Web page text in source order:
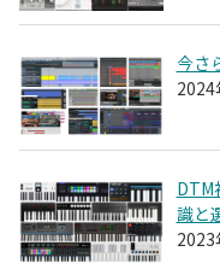
今さ
2024
DTM
識と
2023